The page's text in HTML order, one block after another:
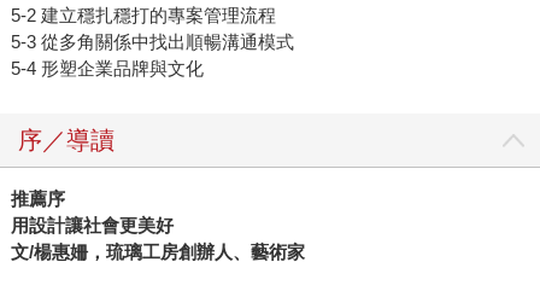
5-2 建立穩扎穩打的專案管理流程
5-3 從多角關係中找出順暢溝通模式
5-4 形塑企業品牌與文化
序／導讀
推薦序
用設計讓社會更美好
文/楊惠姍，琉璃工房創辦人、藝術家